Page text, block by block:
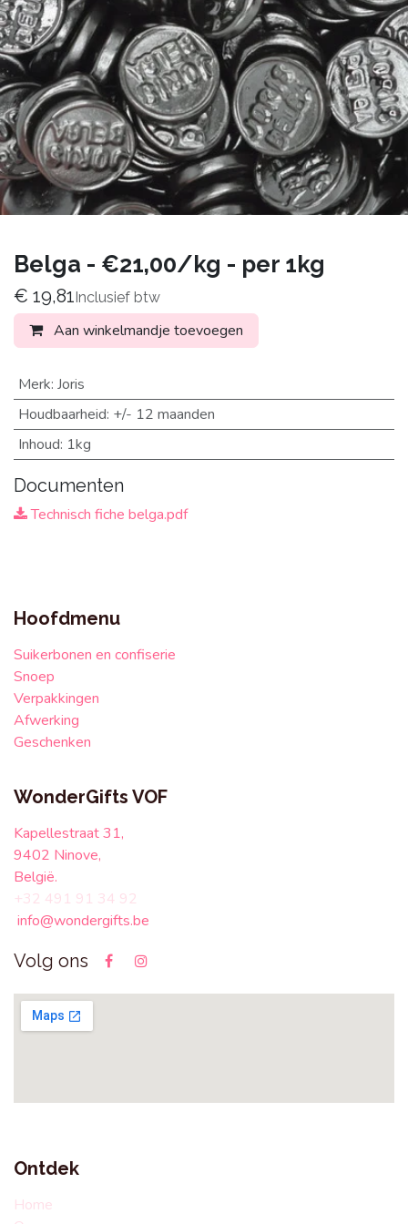
Belga - €21,00/kg - per 1kg
€ 19,81Inclusief btw
Aan winkelmandje toevoegen
Merk: Joris
Houdbaarheid: +/- 12 maanden
Inhoud: 1kg
Documenten
Technisch fiche belga.pdf
Hoofdmenu
Suikerbonen en confiserie
Snoep
Verpakkingen
Afwerking
Geschenken
WonderGifts VOF
Kapellestraat 31,
9402 Ninove,
België.
+32 491 91 34 92
info@wondergifts.be
Volg ons
Ontdek
Home